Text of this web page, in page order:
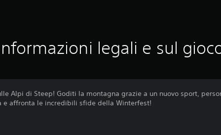
legali e sul
Alpi di Steep! Goditi la montagna grazie a un nuovo sport,
e affronta le incredibili sfide della Winterfest!